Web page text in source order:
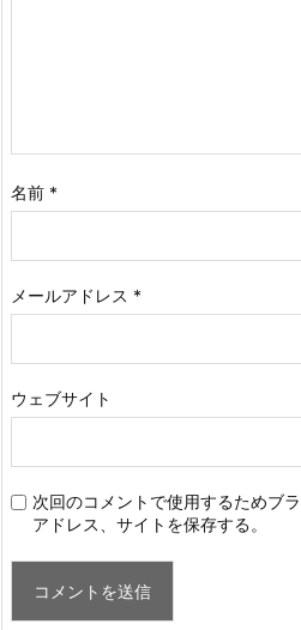
名前 *
メールアドレス *
ウェブサイト
次回のコメントで使用するためブ
アドレス、サイトを保存する。